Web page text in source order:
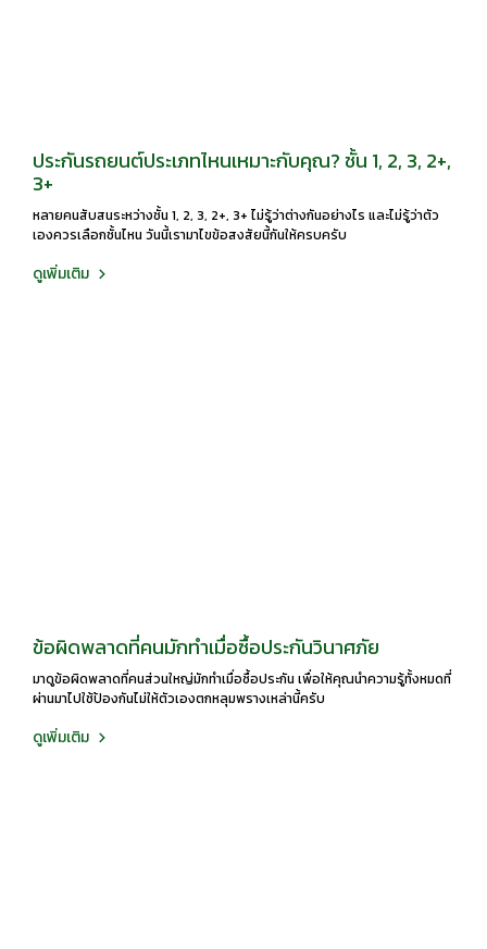
ประกันรถยนต์ประเภทไหนเหมาะกับคุณ? ชั้น 1, 2, 3, 2+,
3+
หลายคนสับสนระหว่างชั้น 1, 2, 3, 2+, 3+ ไม่รู้ว่าต่างกันอย่างไร และไม่รู้ว่าตัว
เองควรเลือกชั้นไหน วันนี้เรามาไขข้อสงสัยนี้กันให้ครบครับ
ดูเพิ่มเติม
ข้อผิดพลาดที่คนมักทำเมื่อซื้อประกันวินาศภัย
มาดูข้อผิดพลาดที่คนส่วนใหญ่มักทำเมื่อซื้อประกัน เพื่อให้คุณนำความรู้ทั้งหมดที่
ผ่านมาไปใช้ป้องกันไม่ให้ตัวเองตกหลุมพรางเหล่านี้ครับ
ดูเพิ่มเติม